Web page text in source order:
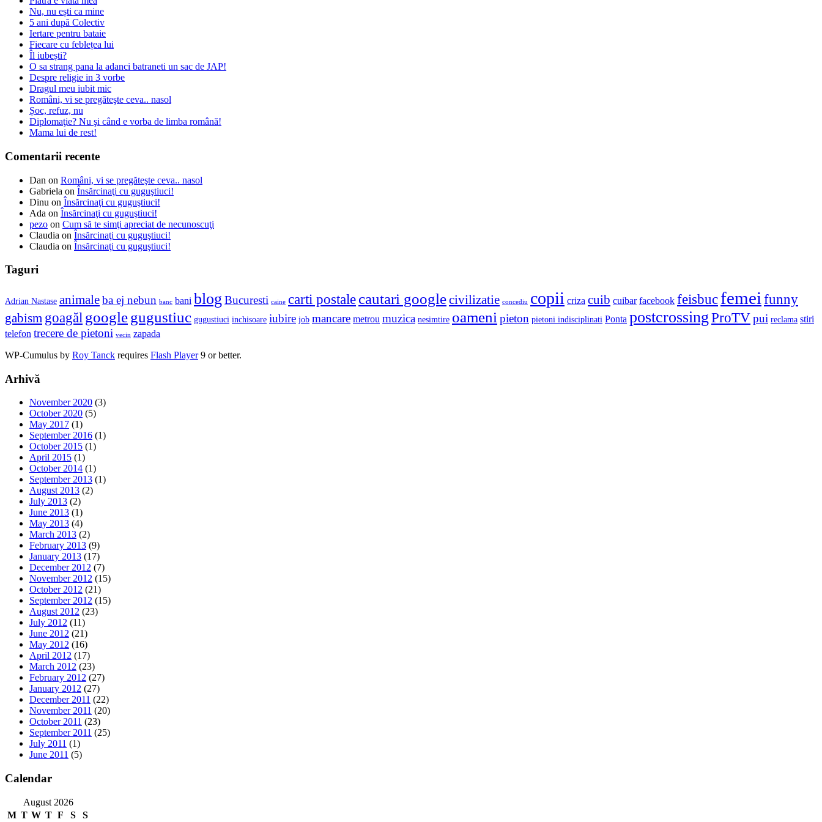
Nu, nu ești ca mine
5 ani după Colectiv
Iertare pentru bataie
Fiecare cu feblețea lui
Îl iubești?
O sa strang pana la adanci batraneti un sac de JAP!
Despre religie in 3 vorbe
Dragul meu iubit mic
Români, vi se pregăteşte ceva.. nasol
Șoc, refuz, nu
Diplomaţie? Nu şi când e vorba de limba română!
Mama lui de rest!
Comentarii recente
Dan on Români, vi se pregăteşte ceva.. nasol
Gabriela on Însărcinaţi cu guguştiuci!
Dinu on Însărcinaţi cu guguştiuci!
Ada on Însărcinaţi cu guguştiuci!
pezo on Cum să te simţi apreciat de necunoscuţi
Claudia on Însărcinaţi cu guguştiuci!
Claudia on Însărcinaţi cu guguştiuci!
Taguri
Adrian Nastase animaleba ej nebun banc bani blog Bucuresti caine carti postale cautari googlecivilizatie concediu copii criza cuib cuibar facebook feisbuc femei funny
gabism goagăl googlegugustiuc gugustiuci inchisoare iubire job mancare metrou muzica nesimtire oameni pieton pietoni indisciplinati Ponta postcrossing ProTVpui reclama stiri
telefon trecere de pietoni vecin zapada
WP-Cumulus by Roy Tanck requires Flash Player9 or better.
Arhivă
November 2020 (3)
October 2020 (5)
May 2017 (1)
September 2016 (1)
October 2015 (1)
April 2015 (1)
October 2014 (1)
September 2013 (1)
August 2013 (2)
July 2013 (2)
June 2013 (1)
May 2013 (4)
March 2013 (2)
February 2013 (9)
January 2013 (17)
December 2012 (7)
November 2012 (15)
October 2012 (21)
September 2012 (15)
August 2012 (23)
July 2012 (11)
June 2012 (21)
May 2012 (16)
April 2012 (17)
March 2012 (23)
February 2012 (27)
January 2012 (27)
December 2011 (22)
November 2011 (20)
October 2011 (23)
September 2011 (25)
July 2011 (1)
June 2011 (5)
Calendar
August 2026
M T W T F S S